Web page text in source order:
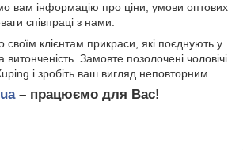
вам інформацію про ціни, умови оптових
співпраці з нами.
своїм клієнтам прикраси, які поєднують у
витонченість. Замовте позолочені чоловічі
і зробіть ваш вигляд неповторним.
– працюємо для Вас!